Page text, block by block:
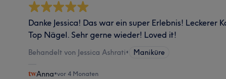
Danke Jessica! Das war ein super Erlebnis! Leckerer
Top Nägel. Sehr gerne wieder! Loved it!
Behandelt von Jessica Ashrati• Maniküre
Anna•vor 4 Monaten